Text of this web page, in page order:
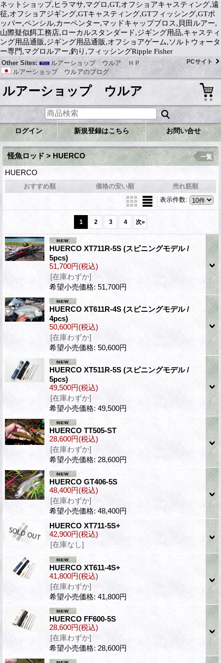
ネットショップ,ヒラマサ,マグロ,GT,オフショアキャスティング,遠
征,オフショアジギング,GTキャスティング,GTフィッシング,GTポ
ッパー,ペンシル,カーペンター,マッドキャップブロス,貝田ルアー,
山際疑似餌工務店,ローカルスタンダード,ジギング用品,キャスティ
ング用品通販,ジギング用品通販,オフショアゲーム,ソルトウォータ
ー専門,マグロルアー,釣り,フィッシングRipple Fisher
Other Sites:
ルアーショップ ウルア ＨＰ
ルアーショップ ウルアのブログ
PCサイト
ルアーショップ ウルア
ログイン 新規登録はこちら お問い合せ
怪魚ロッド > HUERCO
HUERCO
一覧
おすすめ順 価格の安い順
売れ筋順
表示件数:
1 2 3 4 次»
HUERCO XT711R-5S (スピニングモデル /
5pcs)
51,700円(税込)
[在庫わずか]
希望小売価格: 51,700円
HUERCO XT611R-4S (スピニングモデル /
4pcs)
50,600円(税込)
[在庫わずか]
希望小売価格: 50,600円
HUERCO XT511R-5S (スピニングモデル /
5pcs)
49,500円(税込)
[在庫わずか]
希望小売価格: 49,500円
HUERCO TT505-ST
28,600円(税込)
[在庫わずか]
希望小売価格: 28,600円
HUERCO GT406-5S
48,400円(税込)
[在庫わずか]
希望小売価格: 48,400円
HUERCO XT711-5S+
42,900円(税込)
[在庫なし]
HUERCO XT611-4S+
41,800円(税込)
[在庫わずか]
希望小売価格: 41,800円
HUERCO FF600-5S
28,600円(税込)
[在庫わずか]
希望小売価格: 28,600円